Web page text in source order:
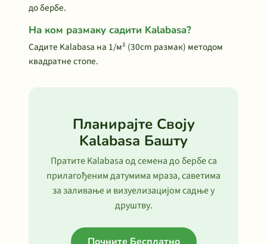
до бербе.
На ком размаку садити Kalabasa?
Садите Kalabasa на 1/м² (30cm размак) методом
квадратне стопе.
Планирајте Своју
Kalabasa Башту
Пратите Kalabasa од семена до бербе са
прилагођеним датумима мраза, саветима
за заливање и визуелизацијом садње у
друштву.